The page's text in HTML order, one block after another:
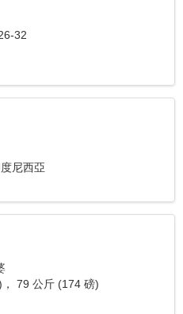
32
尼西亞
79 公斤 (174 磅)